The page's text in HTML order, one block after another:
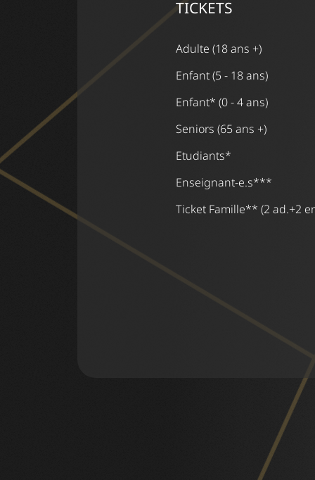
TICKETS
Adulte (18 ans +)
Enfant (5 - 18 ans)
Enfant* (0 - 4 ans)
Seniors (65 ans +)
Etudiants*
Enseignant-e.s***
Ticket Famille** (2 ad.+2